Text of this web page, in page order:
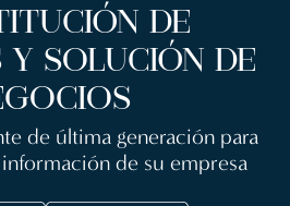
DE
Y SOLUCIÓN DE
de última generación para
de su empresa